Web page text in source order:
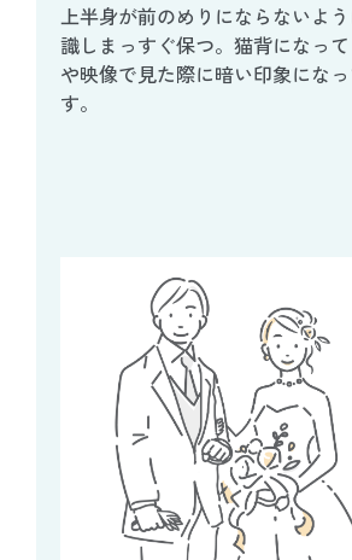
上半身が前のめりにならないよ
識しまっすぐ保つ。猫背になっ
や映像で見た際に暗い印象にな
す。